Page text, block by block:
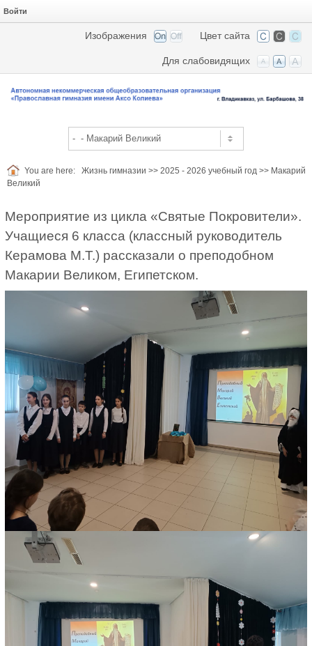
Войти
Цвет сайта
Изображения
Для слабовидящих
You are here: Жизнь гимназии >> 2025 - 2026 учебный год >> Макарий
Великий
Мероприятие из цикла «Святые Покровители».
Учащиеся 6 класса (классный руководитель
Керамова М.Т.) рассказали о преподобном
Макарии Великом, Египетском.